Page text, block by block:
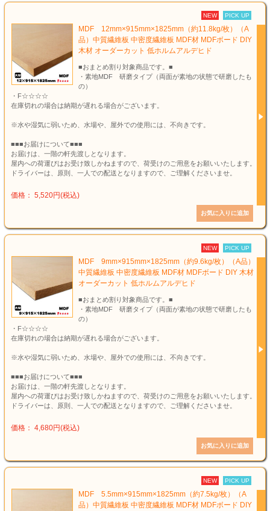
NEW PICK UP
MDF 12mm×915mm×1825mm（約11.8kg/枚）（A
品）中質繊維板 中密度繊維板 MDF材 MDFボード DIY
木材 オーダーカット 低ホルムアルデヒド
■おまとめ割り対象商品です。■
・素地MDF 研磨タイプ（両面が素地の状態で研磨したも
の）
・F☆☆☆☆
在庫切れの場合は納期が遅れる場合がございます。
※水や湿気に弱いため、水場や、屋外での使用には、不向きです。
■■■お届けについて■■■
お届けは、一階の軒先渡しとなります。
屋内への荷運びはお受け致しかねますので、荷受けのご用意をお願いいたします。
ドライバーは、原則、一人での配送となりますので、ご理解くださいませ。
価格： 5,520円(税込)
NEW PICK UP
MDF 9mm×915mm×1825mm（約9.6kg/枚）（A品）
中質繊維板 中密度繊維板 MDF材 MDFボード DIY 木材
オーダーカット 低ホルムアルデヒド
■おまとめ割り対象商品です。■
・素地MDF 研磨タイプ（両面が素地の状態で研磨したも
の）
・F☆☆☆☆
在庫切れの場合は納期が遅れる場合がございます。
※水や湿気に弱いため、水場や、屋外での使用には、不向きです。
■■■お届けについて■■■
お届けは、一階の軒先渡しとなります。
屋内への荷運びはお受け致しかねますので、荷受けのご用意をお願いいたします。
ドライバーは、原則、一人での配送となりますので、ご理解くださいませ。
価格： 4,680円(税込)
NEW PICK UP
MDF 5.5mm×915mm×1825mm（約7.5kg/枚）（A
品）中質繊維板 中密度繊維板 MDF材 MDFボード DIY